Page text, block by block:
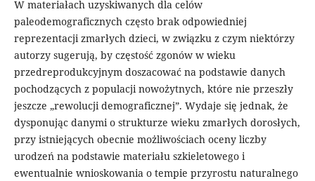
W materiałach uzyskiwanych dla celów
paleodemograficznych często brak odpowiedniej
reprezentacji zmarłych dzieci, w związku z czym niektórzy
autorzy sugerują, by częstość zgonów w wieku
przedreprodukcyjnym doszacować na podstawie danych
pochodzących z populacji nowożytnych, które nie przeszły
jeszcze „rewolucji demograficznej”. Wydaje się jednak, że
dysponując danymi o strukturze wieku zmarłych dorosłych,
przy istniejących obecnie możliwościach oceny liczby
urodzeń na podstawie materiału szkieletowego i
ewentualnie wnioskowania o tempie przyrostu naturalnego